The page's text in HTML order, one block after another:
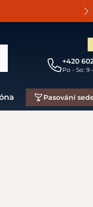
+420
Po - So: 9
Pasování